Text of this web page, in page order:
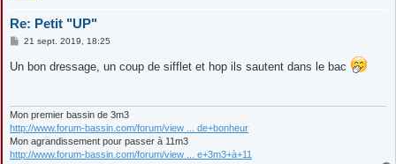
Re: Petit "UP"
M
s
21 sept. 2019, 18:25
Un bon dressage, un coup de sifflet et hop ils sautent dans le bac
Mon premier bassin de 3m3
http://www.forum-bassin.com/forum/view ... de+bonheur
Mon agrandissement pour passer à 11m3
http://www.forum-bassin.com/forum/view ... e+3m3+à+11